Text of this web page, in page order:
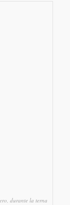
durante la terna